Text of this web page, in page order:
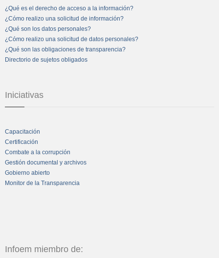
¿Qué es el derecho de acceso a la información?
¿Cómo realizo una solicitud de información?
¿Qué son los datos personales?
¿Cómo realizo una solicitud de datos personales?
¿Qué son las obligaciones de transparencia?
Directorio de sujetos obligados
Iniciativas
Capacitación
Certificación
Combate a la corrupción
Gestión documental y archivos
Gobierno abierto
Monitor de la Transparencia
Infoem miembro de: